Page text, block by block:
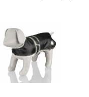
zip - úchyty na zadní
správné držení
i při pohybu psa
XS Barva: červená